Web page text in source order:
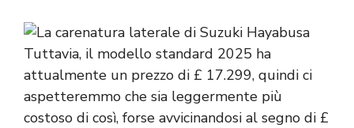
Tuttavia, il modello standard 2025 ha
attualmente un prezzo di £ 17.299, quindi ci
aspetteremmo che sia leggermente più
costoso di così, forse avvicinandosi al segno di £